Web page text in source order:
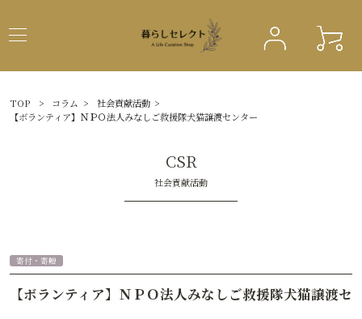
TOP > コラム > 社会貢献活動 >
【ボランティア】ＮＰＯ法人みなしご救援隊犬猫譲渡センター
CSR
社会貢献活動
寄付・寄贈
【ボランティア】ＮＰＯ法人みなしご救援隊犬猫譲渡セ